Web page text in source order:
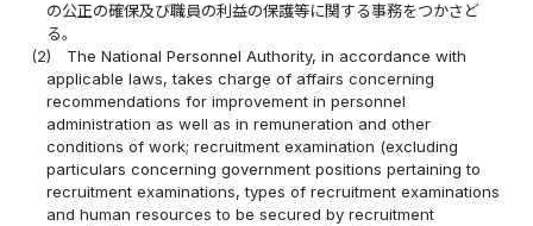
の公正の確保及び職員の利益の保護等に関する事務をつかさど
る。
(2)
The National Personnel Authority, in accordance with
applicable laws, takes charge of affairs concerning
recommendations for improvement in personnel
administration as well as in remuneration and other
conditions of work; recruitment examination (excluding
particulars concerning government positions pertaining to
recruitment examinations, types of recruitment examinations
and human resources to be secured by recruitment